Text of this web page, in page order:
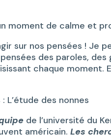
moment de calme et
sur nos pensées ! Je
des paroles,
chaque moment.
L’étude des nonnes
de l’université du
américain.Les